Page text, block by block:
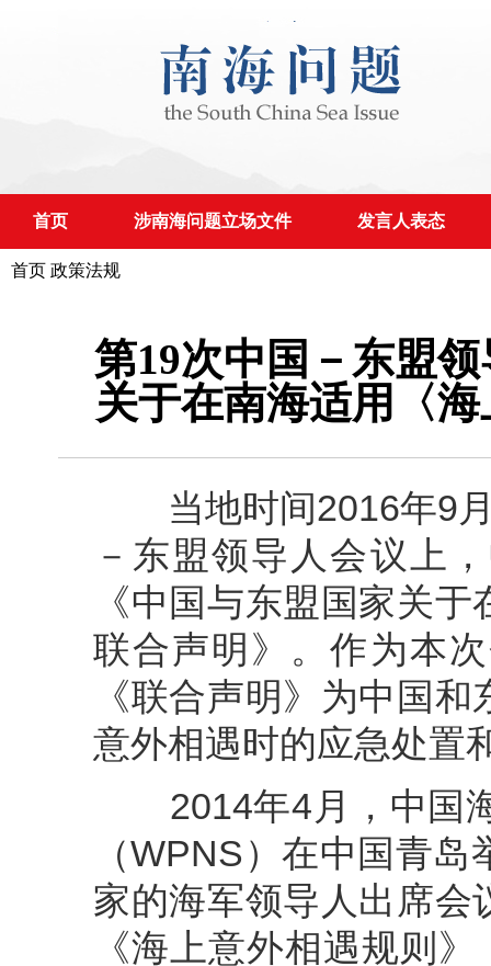
首页 涉南海问题立场文件 发言人表态
首页 政策法规
第19次中国－东盟
关于在南海适用〈
当地时间2016年9月
－东盟领导人会议上
《中国与东盟国家关
联合声明》。作为本
《联合声明》为中国
意外相遇时的应急处置
2014年4月，中国海
（WPNS）在中国青
家的海军领导人出席会
《海上意外相遇规则